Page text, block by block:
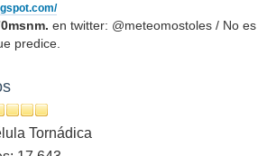
en twitter: @meteomostoles / No es
predice.
Tornádica